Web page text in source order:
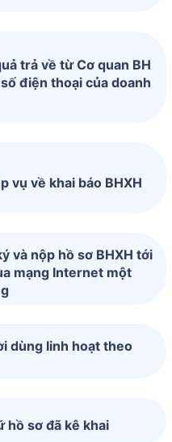
trả về từ Cơ quan BH
điện thoại của doanh
vụ về khai báo BHXH
và nộp hồ sơ BHXH tới
mạng Internet một
dùng linh hoạt theo
hồ sơ đã kê khai